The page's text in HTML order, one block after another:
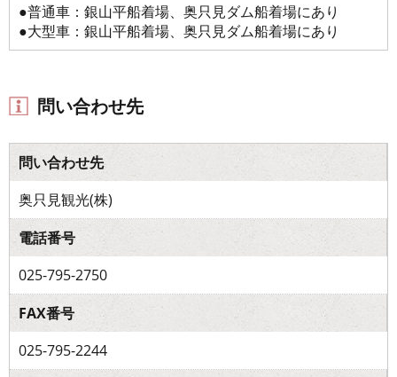
●普通車：銀山平船着場、奥只見ダム船着場にあり
●大型車：銀山平船着場、奥只見ダム船着場にあり
問い合わせ先
問い合わせ先
奥只見観光(株)
電話番号
025-795-2750
FAX番号
025-795-2244